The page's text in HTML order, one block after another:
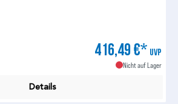
416,49 €* UVP
Nicht auf Lager
Details